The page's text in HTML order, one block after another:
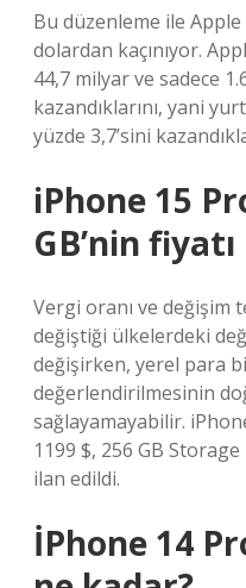
Bu düzenleme ile
dolardan kaçınıyor.
44,7 milyar ve sadece
kazandıklarını, yani
yüzde 3,7’sini
iPhone 15
GB’nin
Vergi oranı ve değişim
değiştiği ülkelerdeki
değişirken, yerel para
değerlendirilmesinin
sağlayamayabilir.
1199 $, 256 GB
ilan edildi.
İPhone 14